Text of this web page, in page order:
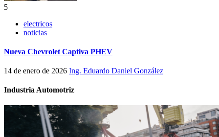
5
electricos
noticias
Nueva Chevrolet Captiva PHEV
14 de enero de 2026 Ing. Eduardo Daniel González
Industria Automotriz